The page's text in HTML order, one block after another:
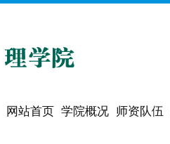
网站首页 学院概况 师资队伍